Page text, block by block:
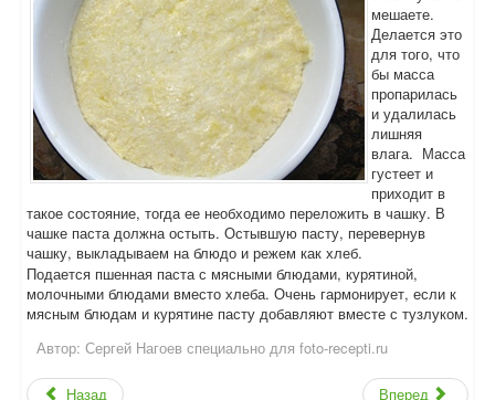
мешаете.
Делается это
для того, что
бы масса
пропарилась
и удалилась
лишняя
влага. Масса
густеет и
приходит в
такое состояние, тогда ее необходимо переложить в чашку. В
чашке паста должна остыть. Остывшую пасту, перевернув
чашку, выкладываем на блюдо и режем как хлеб.
Подается пшенная паста с мясными блюдами, курятиной,
молочными блюдами вместо хлеба. Очень гармонирует, если к
мясным блюдам и курятине пасту добавляют вместе с тузлуком.
Автор: Сергей Нагоев специально для foto-recepti.ru
Назад Вперед